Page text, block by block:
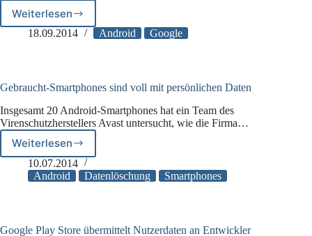
WeiterlesenSicherheitslücke
im
Handys
18.09.2014 Android Google
Gebraucht-Smartphones sind voll mit persönlichen Daten
Insgesamt 20 Android-Smartphones hat ein Team des
Virenschutzherstellers Avast untersucht, wie die Firma…
WeiterlesenGebraucht-
Smartphones
sind
Daten
10.07.2014
Android
Datenlöschung Smartphones
Google Play Store übermittelt Nutzerdaten an Entwickler